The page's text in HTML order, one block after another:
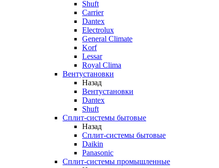
Shuft
Carrier
Dantex
Electrolux
General Climate
Korf
Lessar
Royal Clima
Вентустановки
Назад
Вентустановки
Dantex
Shuft
Сплит-системы бытовые
Назад
Сплит-системы бытовые
Daikin
Panasonic
Сплит-системы промышленные